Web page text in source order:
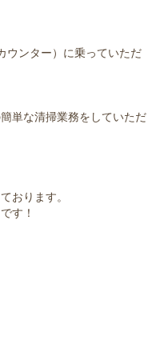
ウンター）に乗っていただ
単な清掃業務をしていただ
おります。
す！